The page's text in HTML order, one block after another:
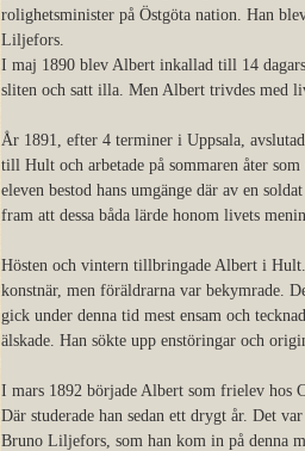
rolighetsminister på Östgöta nation. Han
Liljefors.
I maj 1890 blev Albert inkallad till 14
sliten och satt illa. Men Albert trivdes med
År 1891, efter 4 terminer i Uppsala,
till Hult och arbetade på sommaren åter
eleven bestod hans umgänge där av en
fram att dessa båda lärde honom livets
Hösten och vintern tillbringade Albert i
konstnär, men föräldrarna var bekymrade.
gick under denna tid mest ensam och
älskade. Han sökte upp enstöringar och
I mars 1892 började Albert som frielev hos
Där studerade han sedan ett drygt år. Det
Bruno Liljefors, som han kom in på denna